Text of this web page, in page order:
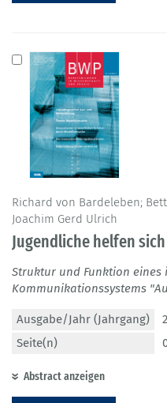
Richard von Bardeleben;
Joachim Gerd Ulrich
Jugendliche helfen
Struktur und Funktion eines
Kommunikationssystems
Ausgabe/Jahr (Jahrgang)
Seite(n)
Abstract anzeigen